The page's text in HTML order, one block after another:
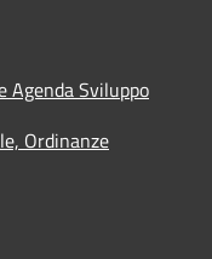
Agenda Sviluppo
Ordinanze